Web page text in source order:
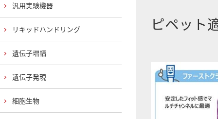
ピペット
汎用実験機器
リキッドハンドリング
遺伝子増幅
遺伝子発現
細胞生物